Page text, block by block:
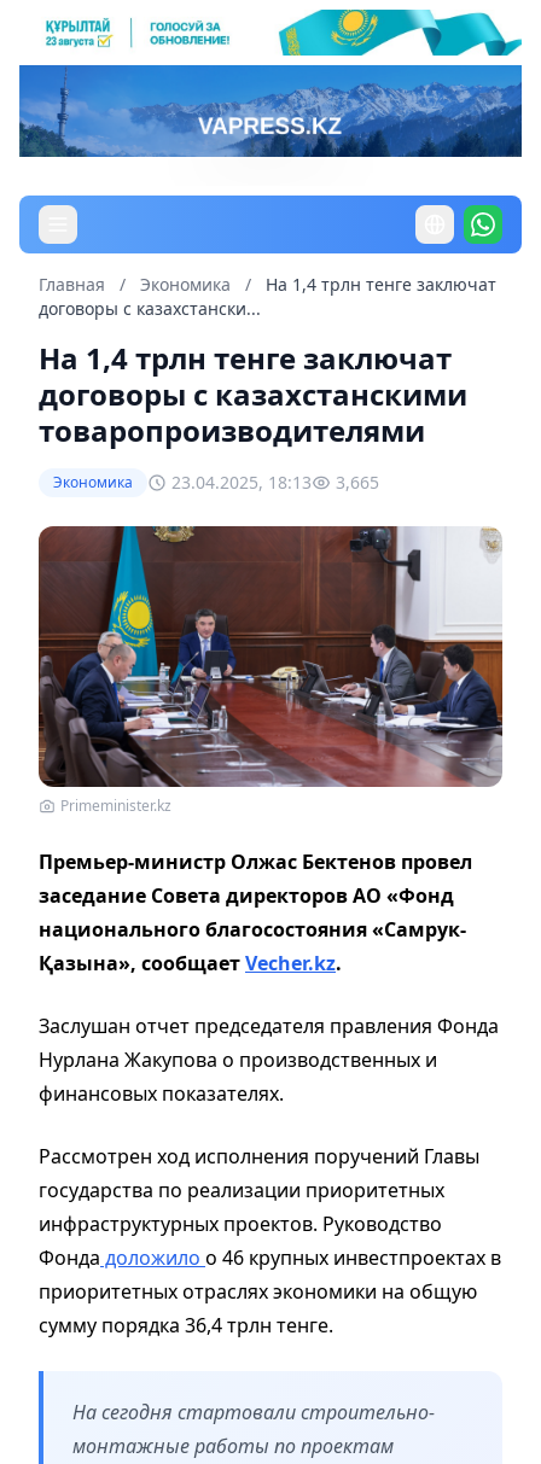
Главная / Экономика /
На 1,4 трлн тенге заключат
договоры c казахстански...
На 1,4 трлн тенге заключат
договоры c казахстанскими
товаропроизводителями
Экономика 23.04.2025, 18:13 3,665
Primeminister.kz
Премьер-министр Олжас Бектенов провел
заседание Совета директоров АО «Фонд
национального благосостояния «Самрук-
Қазына», сообщаетVecher.kz.
Заслушан отчет председателя правления Фонда
Нурлана Жакупова о производственных и
финансовых показателях.
Рассмотрен ход исполнения поручений Главы
государства по реализации приоритетных
инфраструктурных проектов. Руководство
Фонда доложило о 46 крупных инвестпроектах в
приоритетных отраслях экономики на общую
сумму порядка 36,4 трлн тенге.
На сегодня стартовали строительно-
монтажные работы по проектам